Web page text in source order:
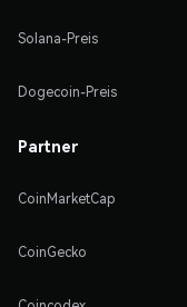
Solana-Preis
Dogecoin-Preis
Partner
CoinMarketCap
CoinGecko